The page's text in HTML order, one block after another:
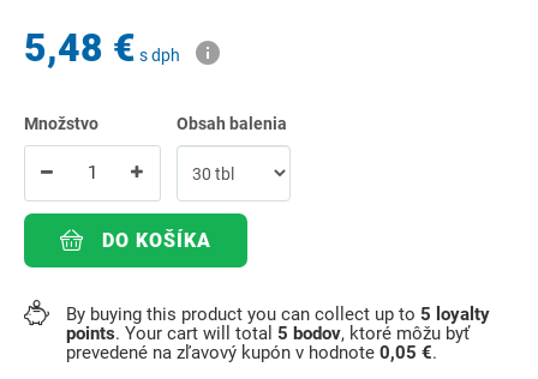
5,48 € s dph
Množstvo Obsah balenia
DO KOŠÍKA
By buying this product you can collect up to 5 loyalty
points. Your cart will total 5 bodov, ktoré môžu byť
prevedené na zľavový kupón v hodnote 0,05 €.